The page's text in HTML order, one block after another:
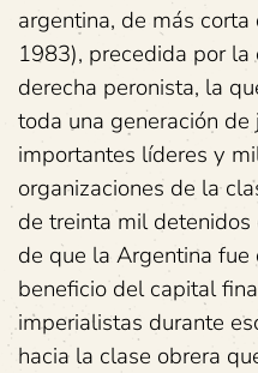
argentina, de más
1983), precedida por
derecha peronista, la
toda una generación
importantes líderes y
organizaciones de la
de treinta mil
de que la Argentina
beneficio del capital
imperialistas durante
hacia la clase obrera